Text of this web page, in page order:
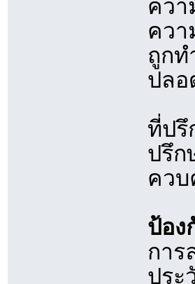
ควา
ควา
ถูกท
ปลอ
ที่ปรึ
ปรึก
ควบ
ป้อง
การ
ประ